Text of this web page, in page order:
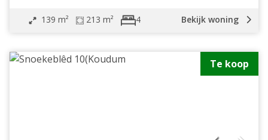
139 m² 213 m² 4 Bekijk woning
Te koop